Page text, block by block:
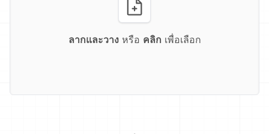
ลากและวางหรือ คลิก เพื่อเลือก